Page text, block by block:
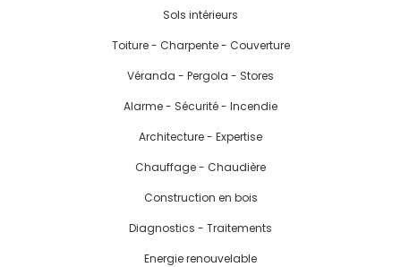
Sols intérieurs
Toiture - Charpente - Couverture
Véranda - Pergola - Stores
Alarme - Sécurité - Incendie
Architecture - Expertise
Chauffage - Chaudière
Construction en bois
Diagnostics - Traitements
Energie renouvelable